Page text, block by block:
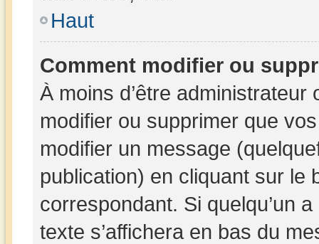
Haut
Comment modifier ou
À moins d’être
modifier ou supprimer que
modifier un message
publication) en cliquant sur le
correspondant. Si quelqu’un
texte s’affichera en bas du